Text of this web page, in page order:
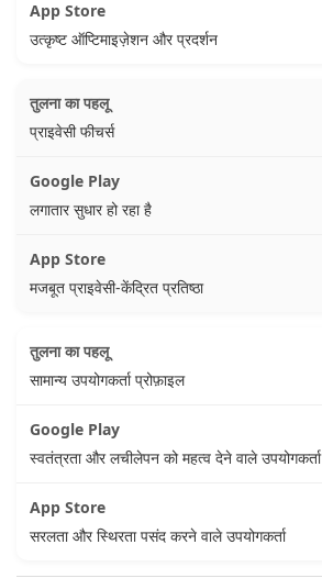
उत्कृष्ट ऑप्टिमाइज़ेशन और प्रदर्शन
प्राइवेसी फीचर्स
लगातार सुधार हो रहा है
मजबूत प्राइवेसी-केंद्रित प्रतिष्ठा
सामान्य उपयोगकर्ता प्रोफ़ाइल
स्वतंत्रता और लचीलेपन को महत्व देने वाले उपयोगकर्ता
सरलता और स्थिरता पसंद करने वाले उपयोगकर्ता